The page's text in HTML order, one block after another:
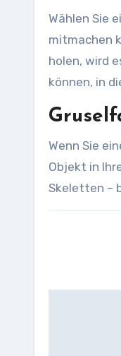
Wählen Sie
mitmachen
holen, wird
können, in
Wenn Sie
Objekt in
Skeletten –